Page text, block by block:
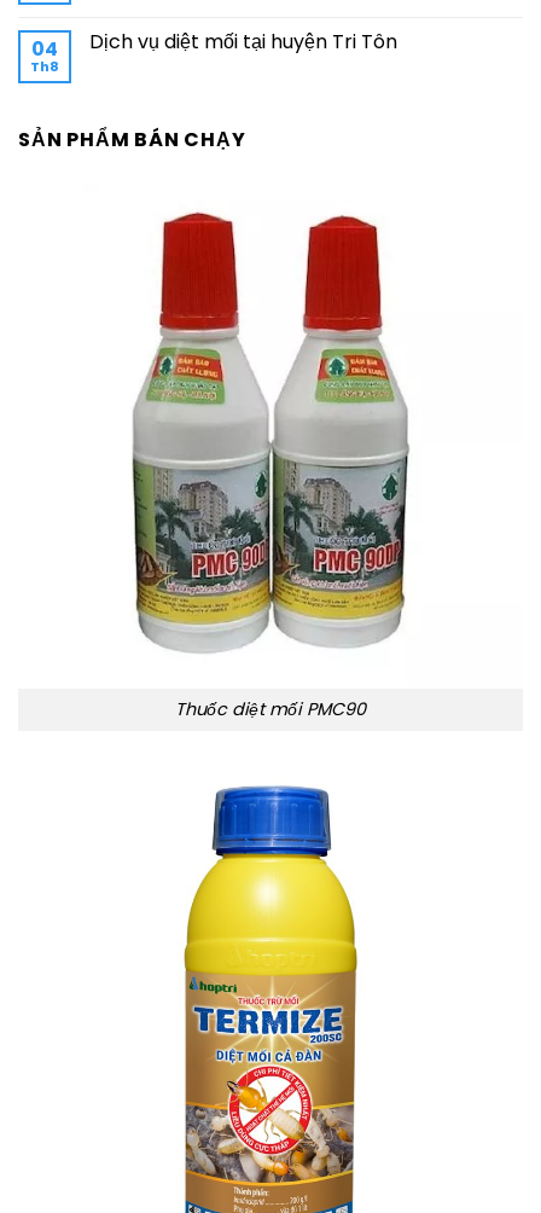
04
Th8
Dịch vụ diệt mối tại huyện Tri Tôn
SẢN PHẨM BÁN CHẠY
Thuốc diệt mối PMC90